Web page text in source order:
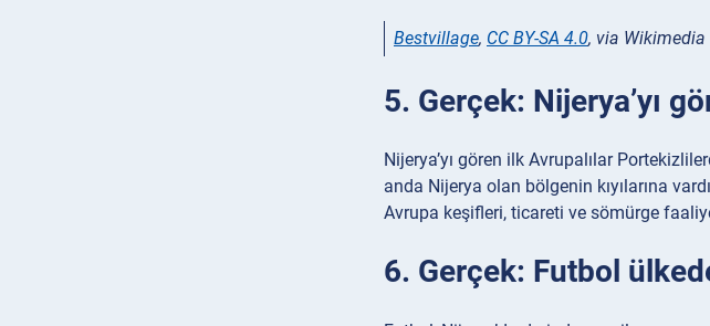
Bestvillage, CC BY-SA 4.0, via
5. Gerçek: Nijerya’yı
Nijerya’yı gören ilk Avrupalılar
anda Nijerya olan bölgenin kıyılarına
Avrupa keşifleri, ticareti ve sömürge
6. Gerçek: Futbol